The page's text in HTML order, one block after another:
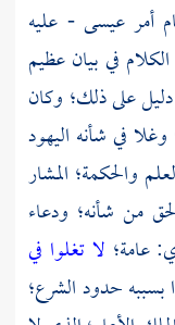
أمرعيسى- عليه
في بيان عظيم
على ذلك؛ وكان
في شأنه اليهود
والحكمة؛ المشار
من شأنه؛ ودعاء
عامة؛ لا تغلوا في
بسببه حدود الشرع؛